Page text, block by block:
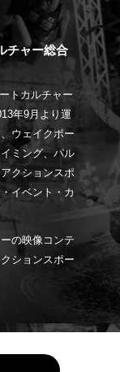
チャー総合
トカルチャー
年9月より運
ウェイクボー
ミング、パル
クションスポ
イベント・カ
の映像コンテ
ションスポー